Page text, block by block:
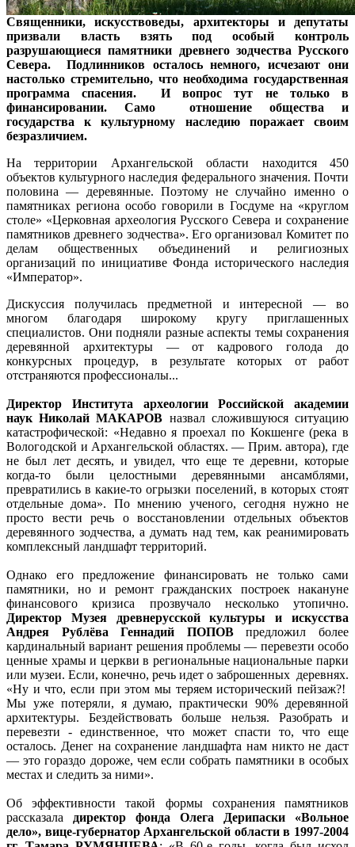
Священники, искусствоведы, архитекторы и депутаты
призвали власть взять под особый контроль
разрушающиеся памятники древнего зодчества Русского
Севера. Подлинников осталось немного, исчезают они
настолько стремительно, что необходима государственная
программа спасения. И вопрос тут не только в
финансировании. Само отношение общества и
государства к культурному наследию поражает своим
безразличием.
На территории Архангельской области находится 450
объектов культурного наследия федерального значения. Почти
половина — деревянные. Поэтому не случайно именно о
памятниках региона особо говорили в Госдуме на «круглом
столе» «Церковная археология Русского Севера и сохранение
памятников древнего зодчества». Его организовал Комитет по
делам общественных объединений и религиозных
организаций по инициативе Фонда исторического наследия
«Император».
Дискуссия получилась предметной и интересной — во
многом благодаря широкому кругу приглашенных
специалистов. Они подняли разные аспекты темы сохранения
деревянной архитектуры — от кадрового голода до
конкурсных процедур, в результате которых от работ
отстраняются профессионалы...
Директор Института археологии Российской академии
наук Николай МАКАРОВ назвал сложившуюся ситуацию
катастрофической: «Недавно я проехал по Кокшенге (река в
Вологодской и Архангельской областях. — Прим. автора), где
не был лет десять, и увидел, что еще те деревни, которые
когда-то были целостными деревянными ансамблями,
превратились в какие-то огрызки поселений, в которых стоят
отдельные дома». По мнению ученого, сегодня нужно не
просто вести речь о восстановлении отдельных объектов
деревянного зодчества, а думать над тем, как реанимировать
комплексный ландшафт территорий.
Однако его предложение финансировать не только сами
памятники, но и ремонт гражданских построек накануне
финансового кризиса прозвучало несколько утопично.
Директор Музея древнерусской культуры и искусства
Андрея Рублёва Геннадий ПОПОВпредложил более
кардинальный вариант решения проблемы — перевезти особо
ценные храмы и церкви в региональные национальные парки
или музеи. Если, конечно, речь идет о заброшенных деревнях.
«Ну и что, если при этом мы теряем исторический пейзаж?!
Мы уже потеряли, я думаю, практически 90% деревянной
архитектуры. Бездействовать больше нельзя. Разобрать и
перевезти - единственное, что может спасти то, что еще
осталось. Денег на сохранение ландшафта нам никто не даст
— это гораздо дороже, чем если собрать памятники в особых
местах и следить за ними».
Об эффективности такой формы сохранения памятников
рассказала директор фонда Олега Дерипаски «Вольное
дело», вице-губернатор Архангельской области в 1997-2004